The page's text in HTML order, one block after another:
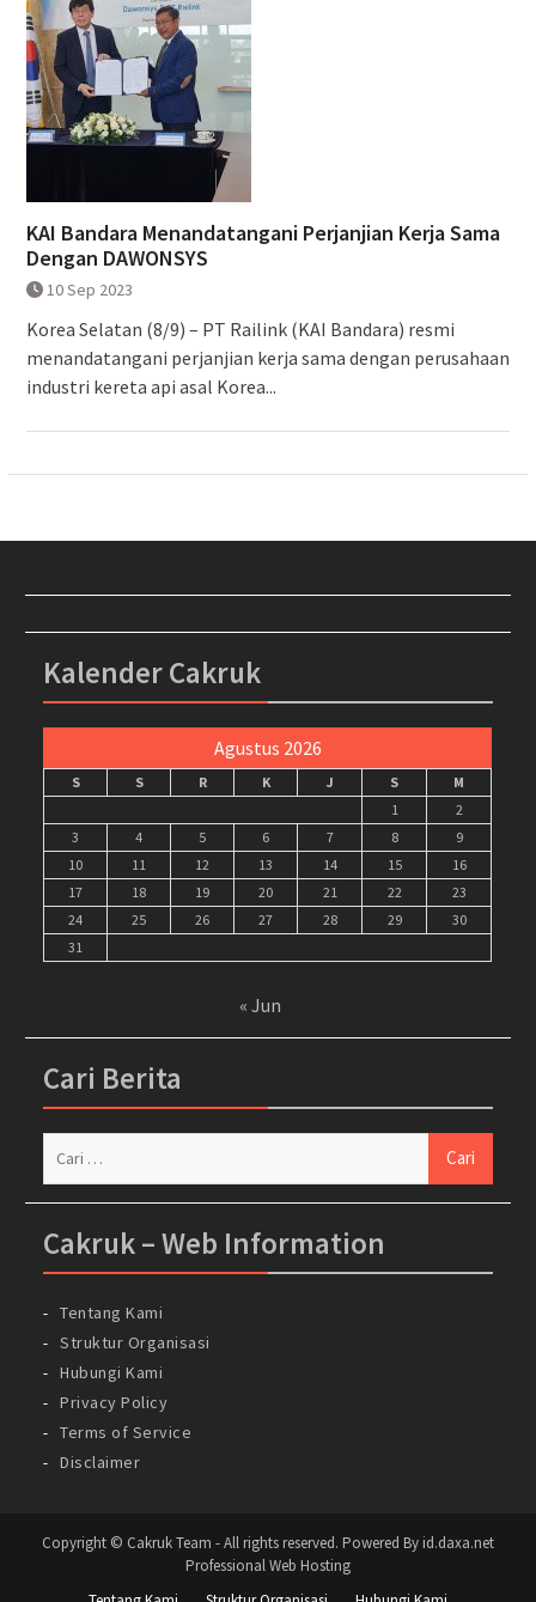
KAI Bandara Menandatangani Perjanjian Kerja Sama
Dengan DAWONSYS
10 Sep 2023
Korea Selatan (8/9) – PT Railink (KAI Bandara) resmi
menandatangani perjanjian kerja sama dengan perusahaan
industri kereta api asal Korea...
Kalender Cakruk
Agustus 2026
S S R K J S
M
1
2
3
4 5 6 7 8
9
10
11 12 13 14 15
16
17
18 19 20 21 22
23
24
25 26 27 28 29
30
31
« Jun
Cari Berita
Cakruk – Web Information
Tentang Kami
Struktur Organisasi
Hubungi Kami
Privacy Policy
Terms of Service
Disclaimer
Copyright © Cakruk Team - All rights reserved. Powered By id.daxa.net
Professional Web Hosting